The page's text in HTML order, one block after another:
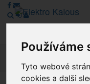
Používáme
Tyto webové
cookies a další